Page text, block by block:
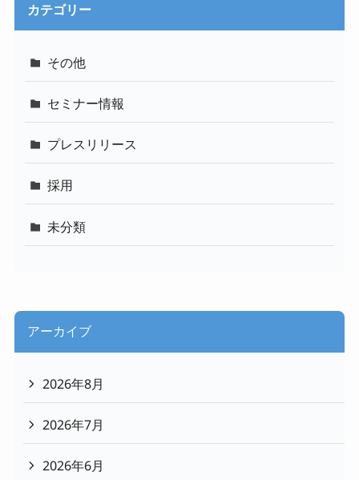
カテゴリー
その他
セミナー情報
プレスリリース
採用
未分類
アーカイブ
2026年8月
2026年7月
2026年6月